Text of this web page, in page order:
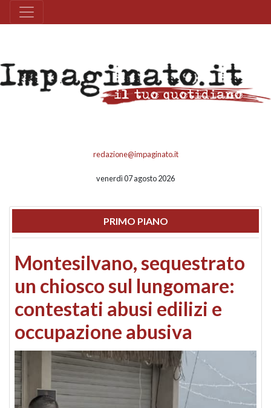
redazione@impaginato.it
venerdì 07 agosto 2026
PRIMO PIANO
Montesilvano, sequestrato
un chiosco sul lungomare:
contestati abusi edilizi e
occupazione abusiva